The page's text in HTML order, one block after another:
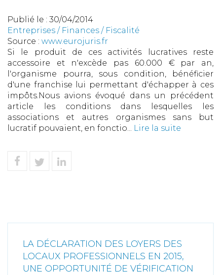
Publié le : 30/04/2014
Entreprises / Finances / Fiscalité
Source : www.eurojuris.fr
Si le produit de ces activités lucratives reste
accessoire et n'excède pas 60.000 € par an,
l'organisme pourra, sous condition, bénéficier
d'une franchise lui permettant d'échapper à ces
impôts.Nous avions évoqué dans un précédent
article les conditions dans lesquelles les
associations et autres organismes sans but
lucratif pouvaient, en fonctio... Lire la suite
LA DÉCLARATION DES LOYERS DES
LOCAUX PROFESSIONNELS EN 2015,
UNE OPPORTUNITÉ DE VÉRIFICATION